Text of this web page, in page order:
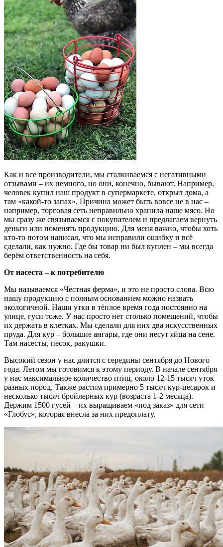
Как и все производители, мы сталкиваемся с негативными
отзывами – их немного, но они, конечно, бывают. Например,
человек купил наш продукт в супермаркете, открыл дома, а
там «какой-то запах». Причина может быть вовсе не в нас –
например, торговая сеть неправильно хранила наше мясо. Но
мы сразу же связываемся с покупателем и предлагаем вернуть
деньги или поменять продукцию. Для меня важно, чтобы хоть
кто-то потом написал, что мы исправили ошибку и всё
сделали, как нужно. Где бы товар ни был куплен – мы всегда
берём ответственность на себя.
От насеста – к потребителю
Мы называемся «Честная ферма», и это не просто слова. Всю
нашу продукцию с полным основанием можно назвать
экологичной. Наши утки в тёплое время года постоянно на
улице, гуси тоже. У нас просто нет столько помещений, чтобы
их держать в клетках. Мы сделали для них два искусственных
пруда. Для кур – большие ангары, где они несут яйца на сене.
Там насесты, песок, ракушки.
Высокий сезон у нас длится с середины сентября до Нового
года. Летом мы готовимся к этому периоду. В начале сентября
у нас максимальное количество птиц, около 12-15 тысяч уток
разных пород. Также растим примерно 5 тысяч кур-цесарок и
несколько тысяч бройлерных кур (возраста 1-2 месяца).
Держим 1500 гусей – их выращиваем «под заказ» для сети
«Глобус», которая внесла за них предоплату.